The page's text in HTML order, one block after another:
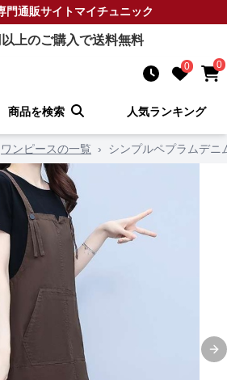
門通販サイトマイチュニック
上のご購入で送料無料
0 0
商品を検索 人気ランキング
ワンピースの一覧 › シンプルペプラムデニ